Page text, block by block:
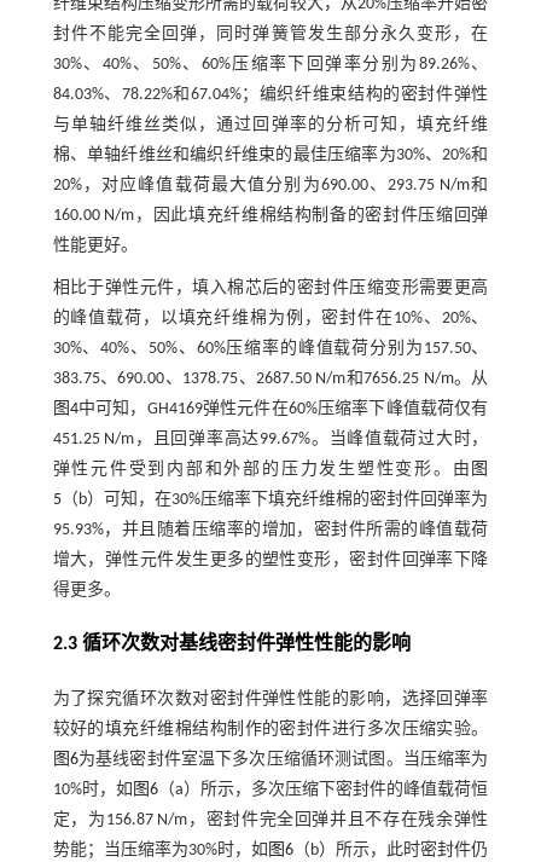
纤维束结构压缩变形所需的载荷较大，从20%压缩率开始密
封件不能完全回弹，同时弹簧管发生部分永久变形，在
30%、40%、50%、60%压缩率下回弹率分别为89.26%、
84.03%、78.22%和67.04%；编织纤维束结构的密封件弹性
与单轴纤维丝类似，通过回弹率的分析可知，填充纤维
棉、单轴纤维丝和编织纤维束的最佳压缩率为30%、20%和
20%，对应峰值载荷最大值分别为690.00、293.75 N/m和
160.00 N/m，因此填充纤维棉结构制备的密封件压缩回弹
性能更好。
相比于弹性元件，填入棉芯后的密封件压缩变形需要更高
的峰值载荷，以填充纤维棉为例，密封件在10%、20%、
30%、40%、50%、60%压缩率的峰值载荷分别为157.50、
383.75、690.00、1378.75、2687.50 N/m和7656.25 N/m。从
图4中可知，GH4169弹性元件在60%压缩率下峰值载荷仅有
451.25 N/m，且回弹率高达99.67%。当峰值载荷过大时，
弹性元件受到内部和外部的压力发生塑性变形。由 图
5（b）可知，在30%压缩率下填充纤维棉的密封件回弹率为
95.93%，并且随着压缩率的增加，密封件所需的峰值载荷
增大，弹性元件发生更多的塑性变形，密封件回弹率下降
得更多。
2.3 循环次数对基线密封件弹性性能的影响
为了探究循环次数对密封件弹性性能的影响，选择回弹率
较好的填充纤维棉结构制作的密封件进行多次压缩实验。
图6为基线密封件室温下多次压缩循环测试图。当压缩率为
10%时，如 图6（a）所示，多次压缩下密封件的峰值载荷恒
定，为156.87 N/m，密封件完全回弹并且不存在残余弹性
势能；当压缩率为30%时，如 图6 （b）所示，此时密封件仍